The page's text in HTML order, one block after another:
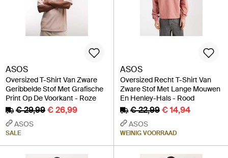
ASOS
Oversized T-Shirt Van Zware
Geribbelde Stof Met Grafische
Print Op De Voorkant - Roze
€ 29,99€ 26,99
ASOS
SALE
ASOS
Oversized Recht T-Shirt Van
Zware Stof Met Lange Mouwen
En Henley-Hals - Rood
€ 22,99€ 14,94
ASOS
WEINIG VOORRAAD